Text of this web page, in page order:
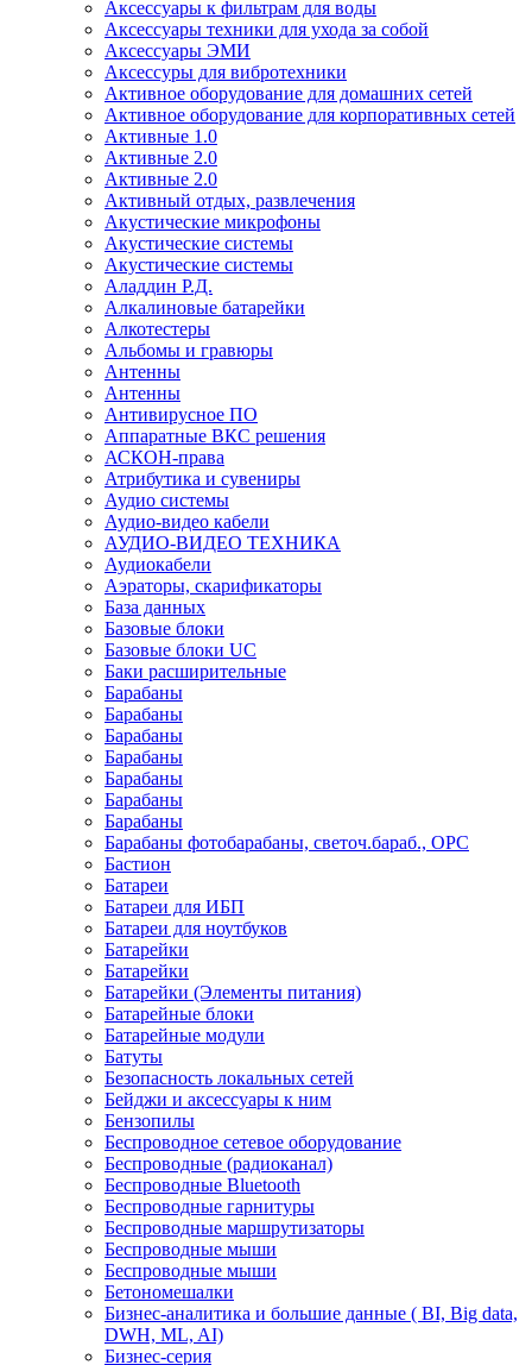
Аксессуары к фильтрам для воды
Аксессуары техники для ухода за собой
Аксессуары ЭМИ
Аксессуры для вибротехники
Активное оборудование для домашних сетей
Активное оборудование для корпоративных сетей
Активные 1.0
Активные 2.0
Активные 2.0
Активный отдых, развлечения
Акустические микрофоны
Акустические системы
Акустические системы
Аладдин Р.Д.
Алкалиновые батарейки
Алкотестеры
Альбомы и гравюры
Антенны
Антенны
Антивирусное ПО
Аппаратные ВКС решения
АСКОН-права
Атрибутика и сувениры
Аудио системы
Аудио-видео кабели
АУДИО-ВИДЕО ТЕХНИКА
Аудиокабели
Аэраторы, скарификаторы
База данных
Базовые блоки
Базовые блоки UC
Баки расширительные
Барабаны
Барабаны
Барабаны
Барабаны
Барабаны
Барабаны
Барабаны
Барабаны фотобарабаны, светоч.бараб., OPC
Бастион
Батареи
Батареи для ИБП
Батареи для ноутбуков
Батарейки
Батарейки
Батарейки (Элементы питания)
Батарейные блоки
Батарейные модули
Батуты
Безопасность локальных сетей
Бейджи и аксесcуары к ним
Бензопилы
Беспроводное сетевое оборудование
Беспроводные (радиоканал)
Беспроводные Bluetooth
Беспроводные гарнитуры
Беспроводные маршрутизаторы
Беспроводные мыши
Беспроводные мыши
Бетономешалки
Бизнес-аналитика и большие данные ( BI, Big data,
DWH, ML, AI)
Бизнес-серия